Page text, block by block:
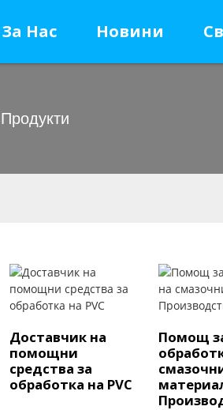
За Нас Новини
Продукти
Доставчик на
помощни
средства за
обработка на PVC
Помощ